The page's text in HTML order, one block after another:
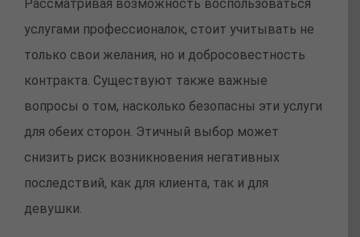
Рассматривая возможность воспользоваться
услугами профессионалок, стоит учитывать не
только свои желания, но и добросовестность
контракта. Существуют также важные
вопросы о том, насколько безопасны эти услуги
для обеих сторон. Этичный выбор может
снизить риск возникновения негативных
последствий, как для клиента, так и для
девушки.